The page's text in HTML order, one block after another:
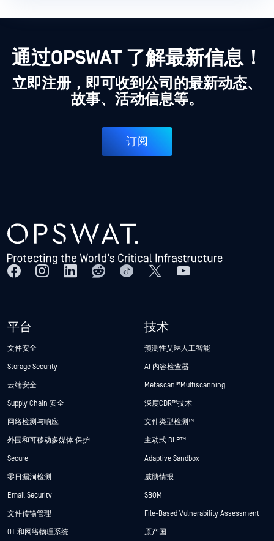
通过OPSWAT 了解最新信息！
立即注册，即可收到公司的最新动态、
故事、活动信息等。
订阅
平台
文件安全
Storage Security
云端安全
Supply Chain 安全
网络检测与响应
外围和可移动多媒体 保护
Secure
零日漏洞检测
Email Security
文件传输管理
OT 和网络物理系统
技术
预测性艾琳人工智能
AI 内容检查器
Metascan™ Multiscanning
深度CDR™技术
文件类型检测™
主动式 DLP™
Adaptive Sandbox
威胁情报
SBOM
File-Based Vulnerability Assessment
原产国